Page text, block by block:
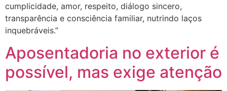
cumplicidade, amor, respeito, diálogo sincero,
transparência e consciência familiar, nutrindo laços
inquebráveis.”
Aposentadoria no exterior é
possível, mas exige atenção